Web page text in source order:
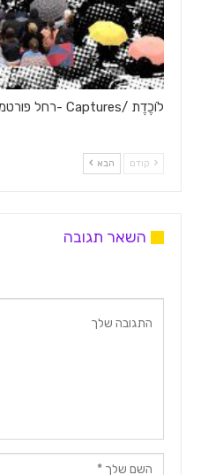
לוֹכֶדֶת /Captures -רחל פורטמן מנור
קודם הבא
השאר תגובה